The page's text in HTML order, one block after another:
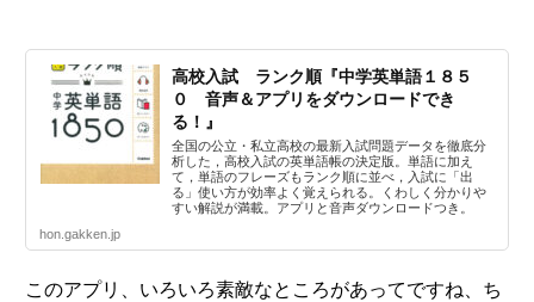
高校入試 ランク順『中学英単語１８５
０ 音声＆アプリをダウンロードでき
る！』
全国の公立・私立高校の最新入試問題データを徹底分
析した，高校入試の英単語帳の決定版。単語に加え
て，単語のフレーズもランク順に並べ，入試に「出
る」使い方が効率よく覚えられる。くわしく分かりや
すい解説が満載。アプリと音声ダウンロードつき。
hon.gakken.jp
このアプリ、いろいろ素敵なところがあってですね、ち